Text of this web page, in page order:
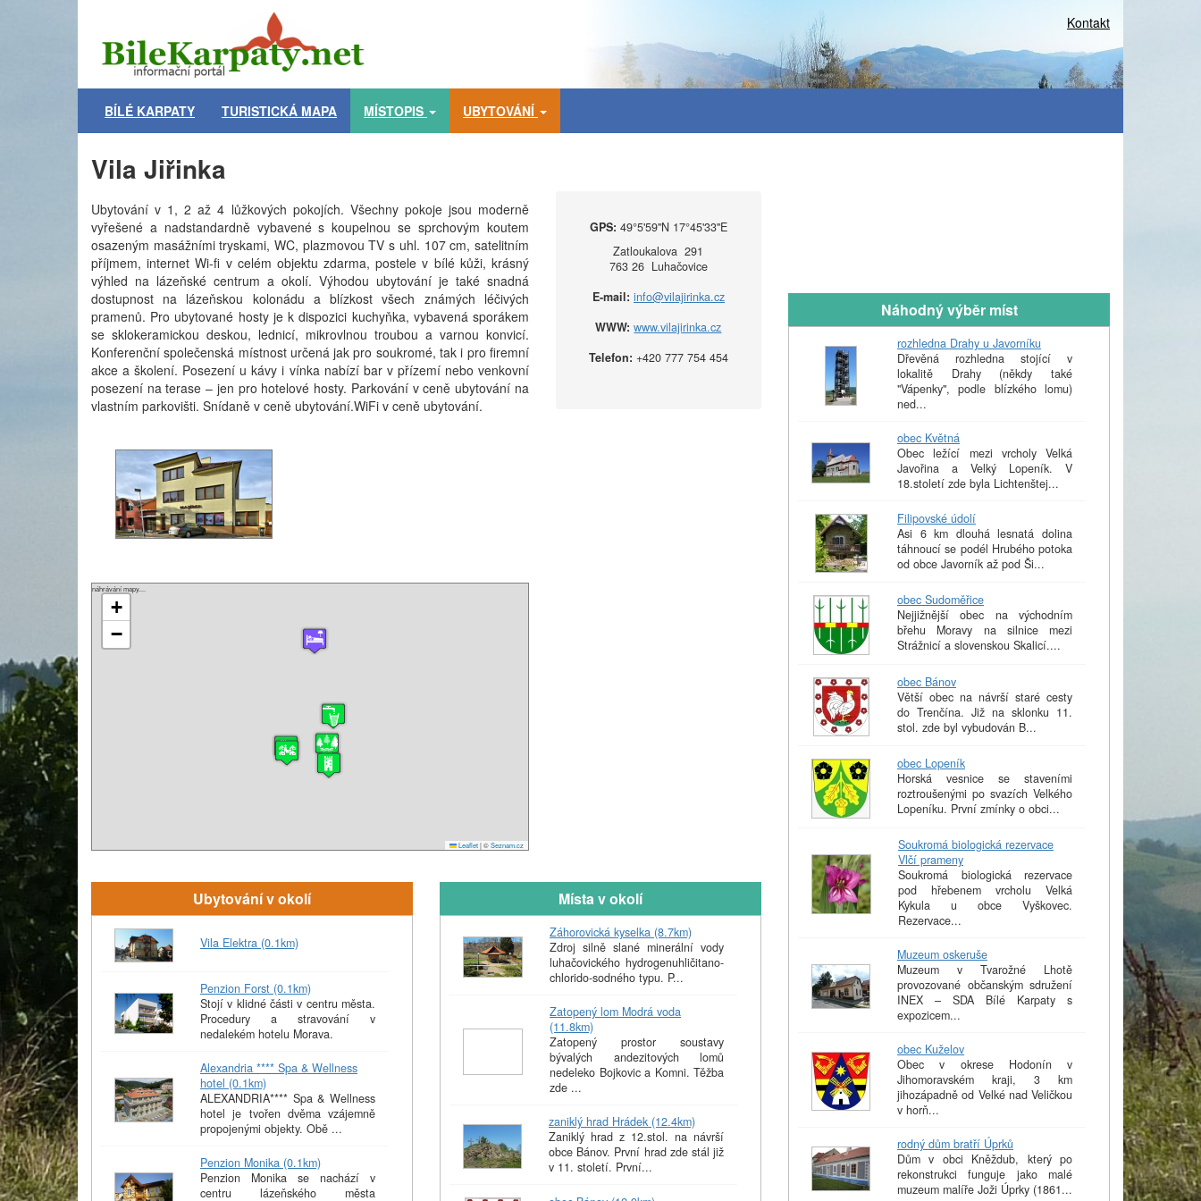
Kontakt
BÍLÉ KARPATY TURISTICKÁ MAPA MÍSTOPIS UBYTOVÁNÍ
Vila Jiřinka
Ubytování v 1, 2 až 4 lůžkových pokojích. Všechny pokoje jsou moderně
vyřešené a nadstandardně vybavené s koupelnou se sprchovým koutem
osazeným masážními tryskami, WC, plazmovou TV s uhl. 107 cm, satelitním
příjmem, internet Wi-fi v celém objektu zdarma, postele v bílé kůži, krásný
výhled na lázeňské centrum a okolí. Výhodou ubytování je také snadná
dostupnost na lázeňskou kolonádu a blízkost všech známých léčivých
pramenů. Pro ubytované hosty je k dispozici kuchyňka, vybavená sporákem
se sklokeramickou deskou, lednicí, mikrovlnou troubou a varnou konvicí.
Konferenční společenská místnost určená jak pro soukromé, tak i pro firemní
akce a školení. Posezení u kávy i vínka nabízí bar v přízemí nebo venkovní
posezení na terase – jen pro hotelové hosty. Parkování v ceně ubytování na
vlastním parkovišti. Snídaně v ceně ubytování.WiFi v ceně ubytování.
náhrávání mapy....
+
−
Leaflet|©Seznam.cz
GPS: 49°5'59''N 17°45'33''E
Zatloukalova 291
763 26 Luhačovice
E-mail: info@vilajirinka.cz
WWW: www.vilajirinka.cz
Telefon: +420 777 754 454
Ubytování v okolí
Vila Elektra (0.1km)
Penzion Forst (0.1km)
Stojí v klidné části v centru města.
Procedury a stravování v
nedalekém hotelu Morava.
Alexandria **** Spa & Wellness
hotel (0.1km)
ALEXANDRIA**** Spa & Wellness
hotel je tvořen dvěma vzájemně
propojenými objekty. Obě ...
Penzion Monika (0.1km)
Penzion Monika se nachází v
centru lázeňského města
Místa v okolí
Záhorovická kyselka (8.7km)
Zdroj silně slané minerální vody
luhačovického hydrogenuhličitano-
chlorido-sodného typu. P...
Zatopený lom Modrá voda
(11.8km)
Zatopený prostor soustavy
bývalých andezitových lomů
nedeleko Bojkovic a Komni. Těžba
zde ...
zaniklý hrad Hrádek (12.4km)
Zaniklý hrad z 12.stol. na návrší
obce Bánov. První hrad zde stál již
v 11. století. První...
Náhodný výběr míst
rozhledna Drahy u Javorníku
Dřevěná rozhledna stojící v
lokalitě Drahy (někdy také
"Vápenky", podle blízkého lomu)
ned...
obec Květná
Obec ležící mezi vrcholy Velká
Javořina a Velký Lopeník. V
18.století zde byla Lichtenštej...
Filipovské údolí
Asi 6 km dlouhá lesnatá dolina
táhnoucí se podél Hrubého potoka
od obce Javorník až pod Ši...
obec Sudoměřice
Nejjižnější obec na východním
břehu Moravy na silnice mezi
Strážnicí a slovenskou Skalicí....
obec Bánov
Větší obec na návrší staré cesty
do Trenčína. Již na sklonku 11.
stol. zde byl vybudován B...
obec Lopeník
Horská vesnice se staveními
roztroušenými po svazích Velkého
Lopeníku. První zmínky o obci...
Soukromá biologická rezervace
Vlčí prameny
Soukromá biologická rezervace
pod hřebenem vrcholu Velká
Kykula u obce Vyškovec.
Rezervace...
Muzeum oskeruše
Muzeum v Tvarožné Lhotě
provozované občanským sdružení
INEX – SDA Bílé Karpaty s
expozicem...
obec Kuželov
Obec v okrese Hodonín v
Jihomoravském kraji, 3 km
jihozápadně od Velké nad Veličkou
v horň...
rodný dům bratří Úprků
Dům v obci Kněždub, který po
rekonstrukci funguje jako malé
muzeum malíře Joži Úprky (1861...